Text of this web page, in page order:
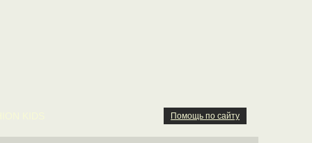
Помощь по сайту